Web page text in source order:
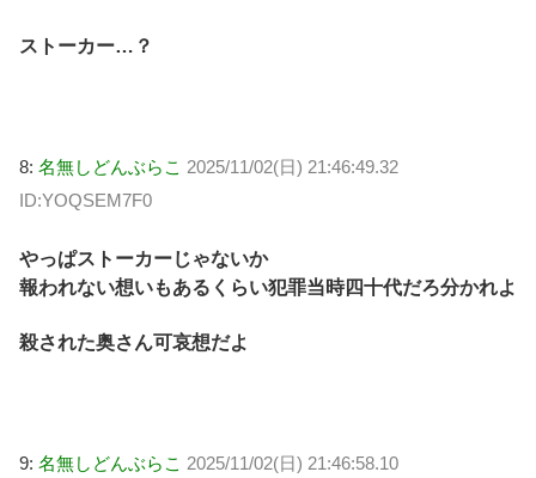
ストーカー…？
8: 名無しどんぶらこ 2025/11/02(日) 21:46:49.32
ID:YOQSEM7F0
やっぱストーカーじゃないか
報われない想いもあるくらい犯罪当時四十代だろ分かれよ
殺された奥さん可哀想だよ
9: 名無しどんぶらこ 2025/11/02(日) 21:46:58.10